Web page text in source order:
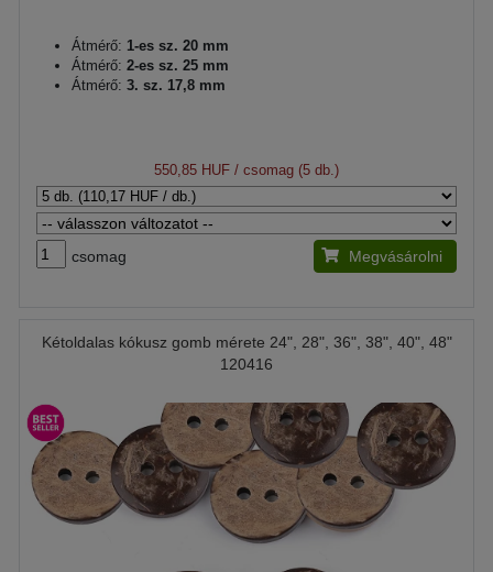
Átmérő: 1-es sz. 20 mm
Átmérő: 2-es sz. 25 mm
Átmérő: 3. sz. 17,8 mm
550,85 HUF / csomag (5 db.)
csomag Megvásárolni
Kétoldalas kókusz gomb mérete 24", 28", 36", 38", 40", 48"
120416